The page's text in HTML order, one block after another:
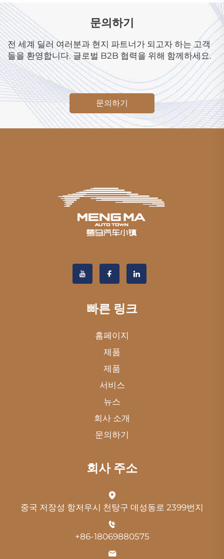
문의하기
전 세계 딜러 여러분과 현지 파트너가 되고자 하는 고객
들을 환영합니다. 글로벌 B2B 협력을 위해 함께하세요.
문의하기
빠른 링크
홈페이지
제품
제품
서비스
뉴스
회사 소개
문의하기
회사 주소
중국 저장성 항저우시 천탕구 데성동로 2399번지
+86-18069880575